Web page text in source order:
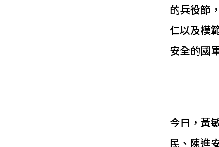
的兵役節
仁以及模
安全的國
今日，黃
民、陳進